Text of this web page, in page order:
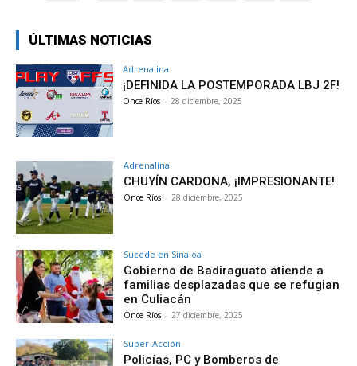
ÚLTIMAS NOTICIAS
Adrenalina
¡DEFINIDA LA POSTEMPORADA LBJ 2F!
Once Ríos - 28 diciembre, 2025
Adrenalina
CHUYÍN CARDONA, ¡IMPRESIONANTE!
Once Ríos - 28 diciembre, 2025
Sucede en Sinaloa
Gobierno de Badiraguato atiende a
familias desplazadas que se refugian
en Culiacán
Once Ríos - 27 diciembre, 2025
Súper-Acción
Policías, PC y Bomberos de